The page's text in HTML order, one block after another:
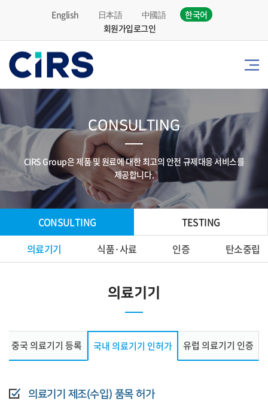
English 日本語 中國語
한국어
회원가입로그인
CONSULTING
CIRS Group은 제품 및 원료에 대한 최고의 안전 규제대응 서비스를
제공합니다.
CONSULTING
TESTING
의료기기
식품·사료 인증 탄소중립
의료기기
중국 의료기기 등록 국내 의료기기 인허가 유럽 의료기기 인증
의료기기 제조(수입) 품목 허가